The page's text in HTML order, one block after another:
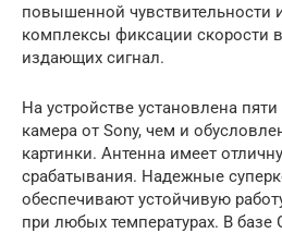
повышенной чувствительности
комплексы фиксации скорости
издающих сигнал.
На устройстве установлена
камера от Sony, чем и
картинки. Антенна имеет
срабатывания. Надежные
обеспечивают устойчивую
при любых температурах. В базе